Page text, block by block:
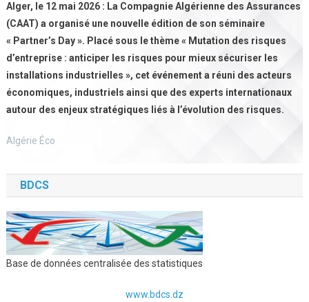
Alger, le 12 mai 2026 : La Compagnie Algérienne des Assurances
(CAAT) a organisé une nouvelle édition de son séminaire
« Partner’s Day ». Placé sous le thème « Mutation des risques
d’entreprise : anticiper les risques pour mieux sécuriser les
installations industrielles », cet événement a réuni des acteurs
économiques, industriels ainsi que des experts internationaux
autour des enjeux stratégiques liés à l’évolution des risques.
Algérie Éco
BDCS
Base de données centralisée des statistiques
www.bdcs.dz